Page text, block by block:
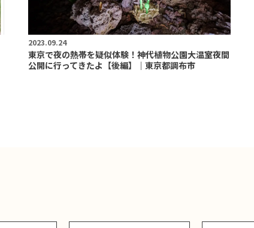
2023.09.24
東京で夜の熱帯を疑似体験！神代植物公園大温室夜間
公開に行ってきたよ【後編】｜東京都調布市